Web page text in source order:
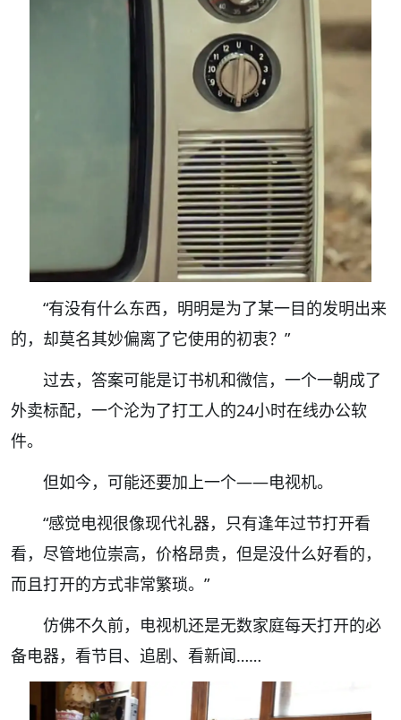
“有没有什么东西，明明是为了某一目的发明出来
的，却莫名其妙偏离了它使用的初衷？”
过去，答案可能是订书机和微信，一个一朝成了
外卖标配，一个沦为了打工人的24小时在线办公软
件。
但如今，可能还要加上一个——电视机。
“感觉电视很像现代礼器，只有逢年过节打开看
看，尽管地位崇高，价格昂贵，但是没什么好看的，
而且打开的方式非常繁琐。”
仿佛不久前，电视机还是无数家庭每天打开的必
备电器，看节目、追剧、看新闻……